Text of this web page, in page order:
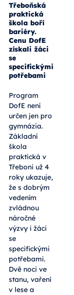
Třeboňská
praktická
škola boří
bariéry.
Cenu DofE
získali žáci
se
specifickými
potřebami
Program
DofE není
určen jen pro
gymnázia.
Základní
škola
praktická v
Třeboni už 4
roky ukazuje,
že s dobrým
vedením
zvládnou
náročné
výzvy i žáci
se
specifickými
potřebami.
Dvě noci ve
stanu, vaření
v lese a